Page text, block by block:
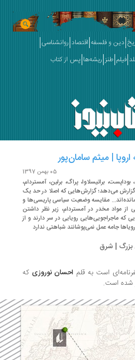
و فلسفه اقتصاد روانشناسی
طنز ریشه‌ها پس از کتاب
| میثم سامان‌پور
براتیسلاوا، پراگ، برلین، آمستردام،
می‌دهد؛ گزارش‌هایی که اصلا در حد یک
مقایسه وضعیت سیاسی پاریسی‌ها و
مخدر در آمستردام، زیر نظر داشتن
رویایی در سر دارند و از
عمل نمی‌پوشانند شباهتی ندارد
شرق
است به قلماحسان نوروزیکه